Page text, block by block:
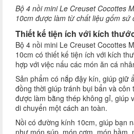
Bộ 4 nồi mini Le Creuset Cocottes
10cm được làm từ chất liệu gốm sứ
Thiết kế tiện ích với kích
Bộ 4 nồi mini Le Creuset Cocottes
10cm có thiết kế tiện ích với kích
hợp với việc nấu các món ăn cá
Sản phẩm có nắp đậy kín, giúp giữ
đồng thời giúp tránh bụi bẩn và côn
được làm bằng thép không gỉ, giúp
di chuyển một cách an toàn.
Nồi có đường kính 10cm, giúp bạn